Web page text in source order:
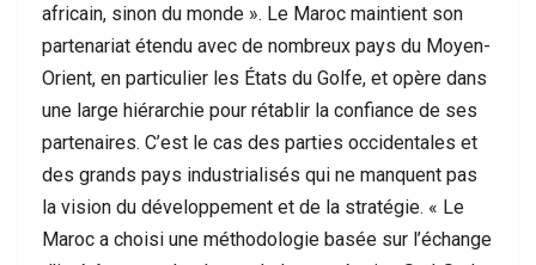
africain, sinon du monde ». Le Maroc maintient son
partenariat étendu avec de nombreux pays du Moyen-
Orient, en particulier les États du Golfe, et opère dans
une large hiérarchie pour rétablir la confiance de ses
partenaires. C’est le cas des parties occidentales et
des grands pays industrialisés qui ne manquent pas
la vision du développement et de la stratégie. « Le
Maroc a choisi une méthodologie basée sur l’échange